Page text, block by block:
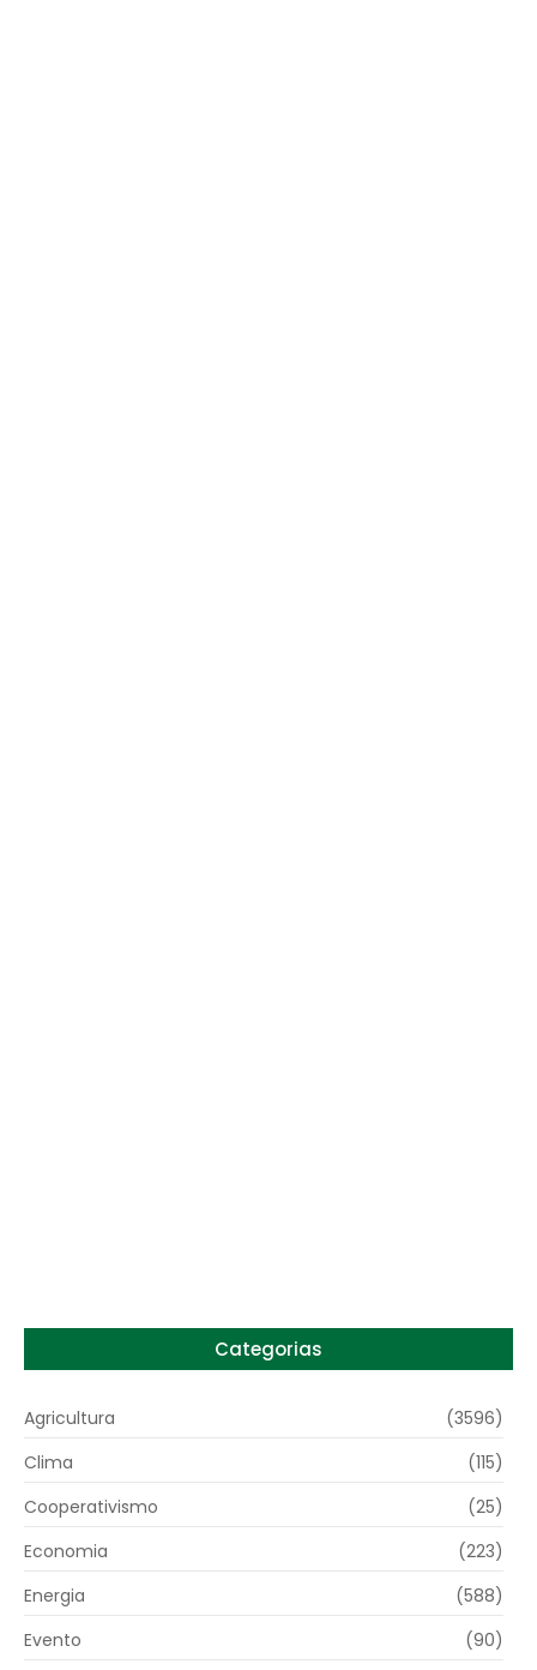
Categorias
Agricultura
(3596)
Clima
(115)
Cooperativismo
(25)
Economia
(223)
Energia
(588)
Evento
(90)